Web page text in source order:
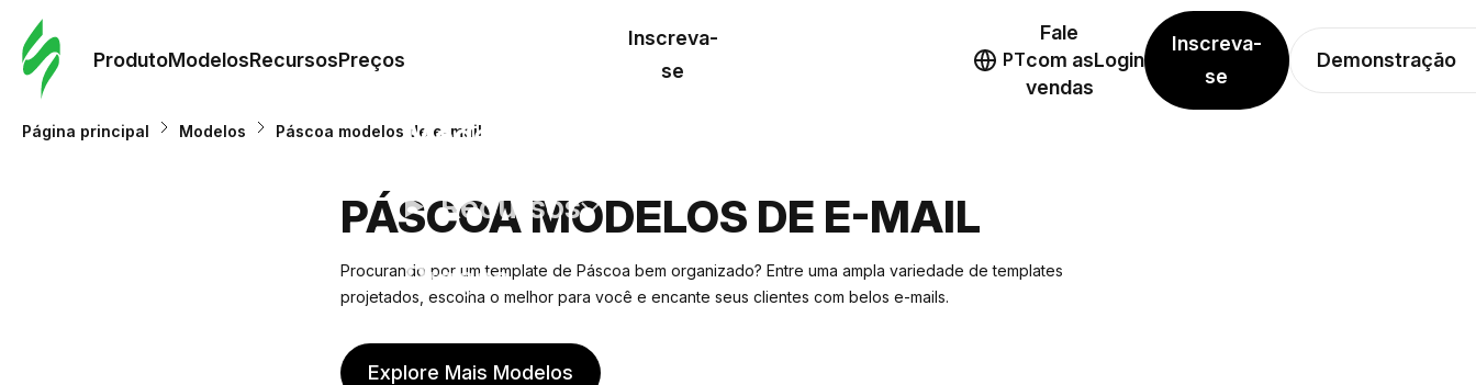
ProdutoModelosRecursosPreços
Modelos
Recursos
Preços
Inscreva-
se
PT
Fale
com as
vendas
Login
Inscreva-
se
Demonstração
Página principal Modelos Páscoa modelos de e-mail
PÁSCOA MODELOS DE E-MAIL
Procurando por um template de Páscoa bem organizado? Entre uma ampla variedade de templates
projetados, escolha o melhor para você e encante seus clientes com belos e-mails.
Explore Mais Modelos